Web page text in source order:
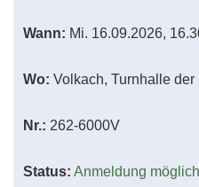
Wann: Mi. 16.09.2026,
Wo: Volkach, Turnhalle
Nr.: 262-6000V
Status: Anmeldung möglich